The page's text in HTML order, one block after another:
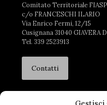
Gestisci
Comitato Territoriale
c/o FRANCESCHI ILARIO
Via Enrico Fermi, 12/15
Cusignana 31040 GIAVERA
Tel. 339 2523913
Contatti